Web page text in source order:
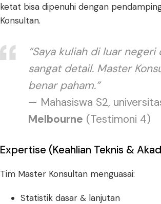
ketat bisa dipenuhi dengan
Konsultan.
“Saya kuliah di luar negeri
sangat detail. Master
benar paham.”
— Mahasiswa S2,
Melbourne (Testimoni 4)
Expertise (Keahlian Teknis &
Tim Master Konsultan menguasai:
Statistik dasar & lanjutan